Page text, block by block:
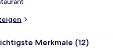
Merkmale (12)